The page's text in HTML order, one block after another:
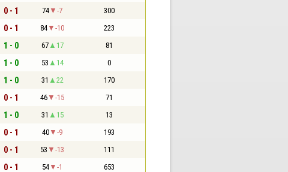
0 - 1 74 -7 300
0 - 1 84 -10 223
1 - 0 67 17 81
1 - 0 53 14 0
1 - 0 31 22 170
0 - 1 46 -15 71
1 - 0 31 15 13
0 - 1 40 -9 193
0 - 1 53 -13 111
0 - 1 54 -1 653